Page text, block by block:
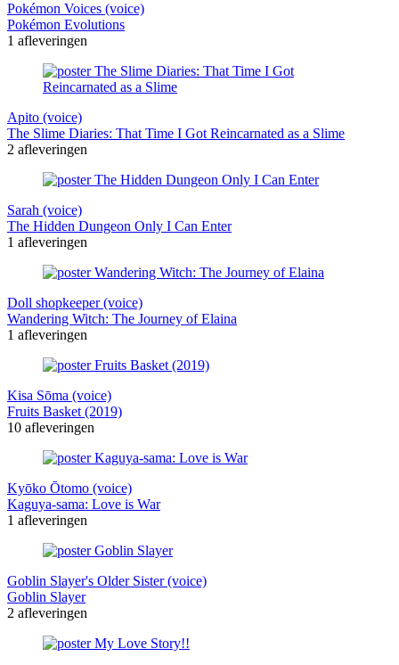
Pokémon Voices (voice)
Pokémon Evolutions
1 afleveringen
Apito (voice)
The Slime Diaries: That Time I Got Reincarnated as a Slime
2 afleveringen
Sarah (voice)
The Hidden Dungeon Only I Can Enter
1 afleveringen
Doll shopkeeper (voice)
Wandering Witch: The Journey of Elaina
1 afleveringen
Kisa Sōma (voice)
Fruits Basket (2019)
10 afleveringen
Kyōko Ōtomo (voice)
Kaguya-sama: Love is War
1 afleveringen
Goblin Slayer's Older Sister (voice)
Goblin Slayer
2 afleveringen